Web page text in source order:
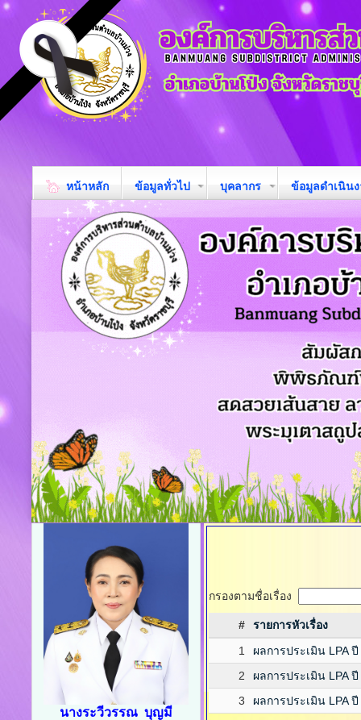
หน้าหลัก ข้อมูลทั่วไป บุคลากร ข้อมูลดำเนิน
กรองตามชื่อเรื่อง
#
รายการหัวเรื่อง
1
ผลการประเมิน LPA
2
ผลการประเมิน LPA
3
ผลการประเมิน LPA
นางระวีวรรณ บุญมี